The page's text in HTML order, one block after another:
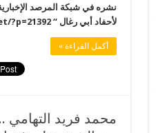
نشره في شبكة المرصد
لأحفاد أبي رغال “ http://marsadpress.net/?p=21392 …
أكمل القراءة »
محمد فريد التهامي